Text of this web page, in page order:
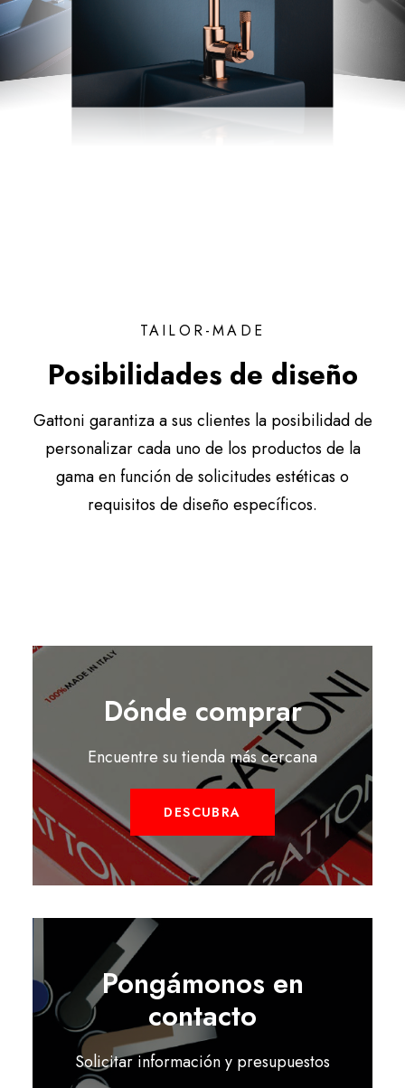
TAILOR-MADE
Posibilidades de diseño
Gattoni garantiza a sus clientes la posibilidad de
personalizar cada uno de los productos de la
gama en función de solicitudes estéticas o
requisitos de diseño específicos.
Dónde comprar
Encuentre su tienda más cercana
DESCUBRA
Pongámonos en
contacto
Solicitar información y presupuestos